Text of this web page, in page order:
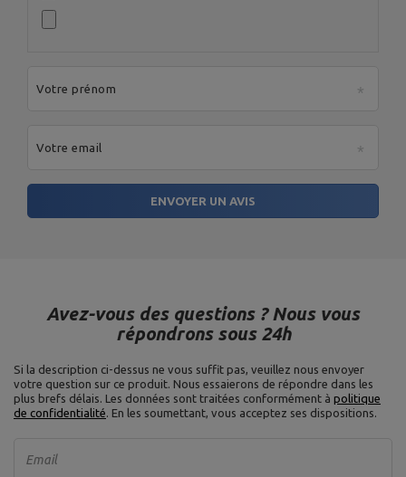
Votre prénom
Votre email
ENVOYER UN AVIS
Avez-vous des questions ? Nous vous
répondrons sous 24h
Si la description ci-dessus ne vous suffit pas, veuillez nous envoyer
votre question sur ce produit. Nous essaierons de répondre dans les
plus brefs délais. Les données sont traitées conformément à politique
de confidentialité. En les soumettant, vous acceptez ses dispositions.
Email